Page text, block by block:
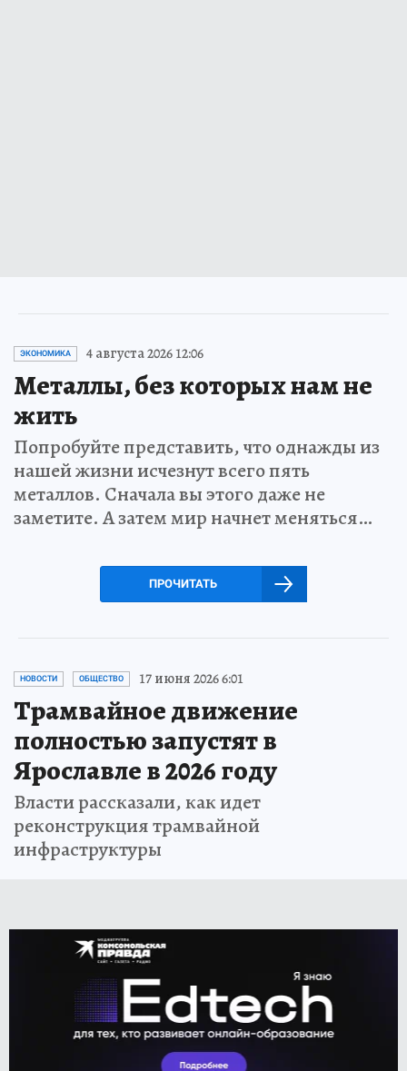
ЭКОНОМИКА 4 августа 2026 12:06
Металлы, без которых нам не
жить
Попробуйте представить, что однажды из
нашей жизни исчезнут всего пять
металлов. Сначала вы этого даже не
заметите. А затем мир начнет меняться…
ПРОЧИТАТЬ
НОВОСТИ ОБЩЕСТВО 17 июня 2026 6:01
Трамвайное движение
полностью запустят в
Ярославле в 2026 году
Власти рассказали, как идет
реконструкция трамвайной
инфраструктуры